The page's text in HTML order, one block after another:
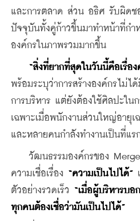
และการตลาด ส่วน อธิศ รับผิดช
ปัจจุบันทั้งคู่ก้าวขึ้นมาทำหน้าที่กำ
องค์กรในภาพรวมมากขึ้น
“สิ่งที่ยากที่สุดในวันนี้คือเรื่อง
พร้อมระบุว่าการสร้างองค์กรไม่ไ
การบริหาร แต่ยังต้องใช้ศิลปะใ
เฉพาะเมื่อพนักงานส่วนใหญ่อายุเ
และหลายคนกำลังทำงานเป็นที่แร
วัฒนธรรมองค์กรของ Merge
ความเชื่อเรื่อง “ความเป็นไปได้”
ตัวอย่างรวดเร็ว
“เมื่อผู้บริหารบอ
ทุกคนต้องเชื่อว่ามันเป็นไปได้”